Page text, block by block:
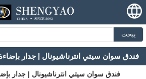
يبحث
فندق سوان سيتي انترناشيونال | جدار
فندق سوان سيتي انترناشيونال | جدار